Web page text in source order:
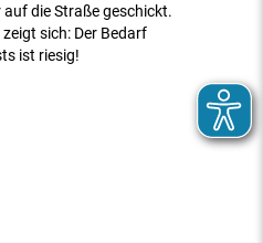
die Straße geschickt.
sich: Der Bedarf
ist riesig!